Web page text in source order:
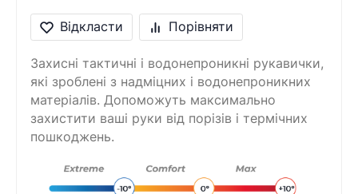
Відкласти Порівняти
Захисні тактичні і водонепроникні рукавички,
які зроблені з надміцних і водонепроникних
матеріалів. Допоможуть максимально
захистити ваші руки від порізів і термічних
пошкоджень.